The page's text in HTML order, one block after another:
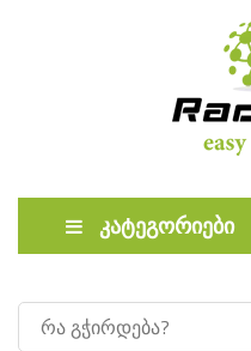
კატეგორიები